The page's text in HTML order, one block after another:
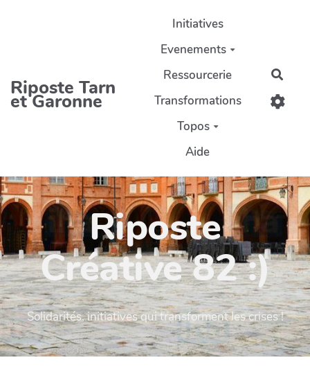
Riposte Tarn
et Garonne
Initiatives
Evenements
Ressourcerie
Transformations
Topos
Aide
Riposte
Créative 82 :)
Solidarités, initiatives qui transforment les crises !